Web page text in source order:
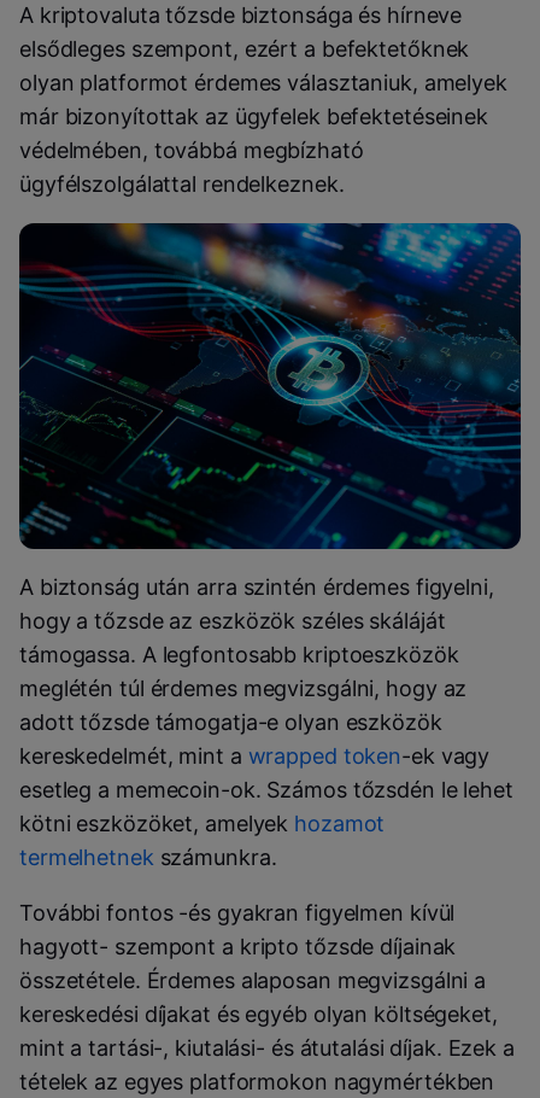
A kriptovaluta tőzsde biztonsága és hírneve
elsődleges szempont, ezért a befektetőknek
olyan platformot érdemes választaniuk, amelyek
már bizonyítottak az ügyfelek befektetéseinek
védelmében, továbbá megbízható
ügyfélszolgálattal rendelkeznek.
A biztonság után arra szintén érdemes figyelni,
hogy a tőzsde az eszközök széles skáláját
támogassa. A legfontosabb kriptoeszközök
meglétén túl érdemes megvizsgálni, hogy az
adott tőzsde támogatja-e olyan eszközök
kereskedelmét, mint a wrapped token-ek vagy
esetleg a memecoin-ok. Számos tőzsdén le lehet
kötni eszközöket, amelyek hozamot
termelhetnek számunkra.
További fontos -és gyakran figyelmen kívül
hagyott- szempont a kripto tőzsde díjainak
összetétele. Érdemes alaposan megvizsgálni a
kereskedési díjakat és egyéb olyan költségeket,
mint a tartási-, kiutalási- és átutalási díjak. Ezek a
tételek az egyes platformokon nagymértékben